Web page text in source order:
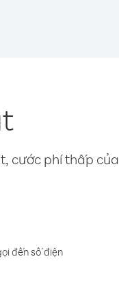
cước phí thấp của
đến số điện